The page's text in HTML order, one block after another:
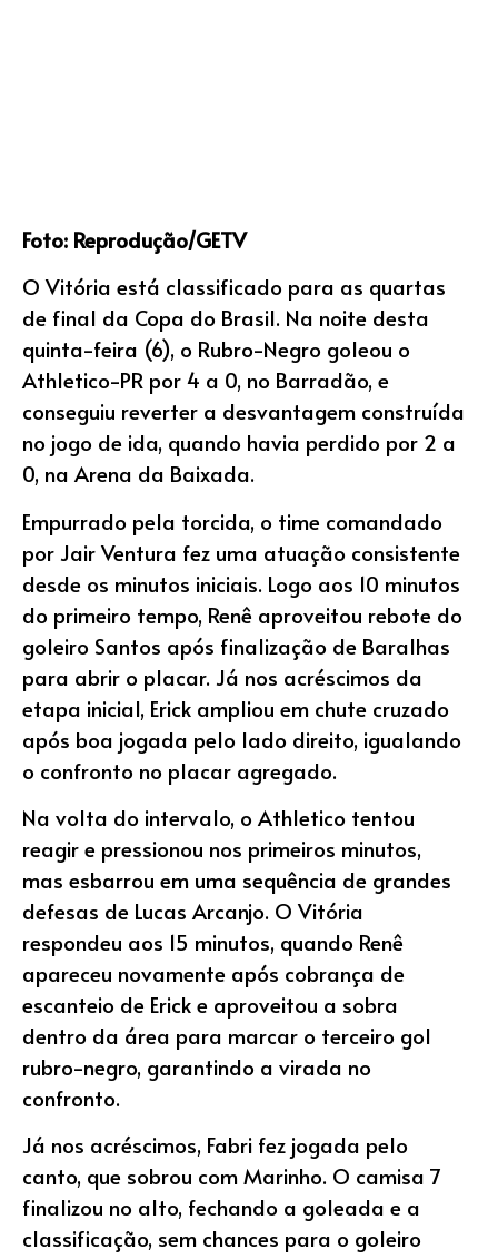
Foto: Reprodução/GETV
O Vitória está classificado para as quartas
de final da Copa do Brasil. Na noite desta
quinta-feira (6), o Rubro-Negro goleou o
Athletico-PR por 4 a 0, no Barradão, e
conseguiu reverter a desvantagem construída
no jogo de ida, quando havia perdido por 2 a
0, na Arena da Baixada.
Empurrado pela torcida, o time comandado
por Jair Ventura fez uma atuação consistente
desde os minutos iniciais. Logo aos 10 minutos
do primeiro tempo, Renê aproveitou rebote do
goleiro Santos após finalização de Baralhas
para abrir o placar. Já nos acréscimos da
etapa inicial, Erick ampliou em chute cruzado
após boa jogada pelo lado direito, igualando
o confronto no placar agregado.
Na volta do intervalo, o Athletico tentou
reagir e pressionou nos primeiros minutos,
mas esbarrou em uma sequência de grandes
defesas de Lucas Arcanjo. O Vitória
respondeu aos 15 minutos, quando Renê
apareceu novamente após cobrança de
escanteio de Erick e aproveitou a sobra
dentro da área para marcar o terceiro gol
rubro-negro, garantindo a virada no
confronto.
Já nos acréscimos, Fabri fez jogada pelo
canto, que sobrou com Marinho. O camisa 7
finalizou no alto, fechando a goleada e a
classificação, sem chances para o goleiro